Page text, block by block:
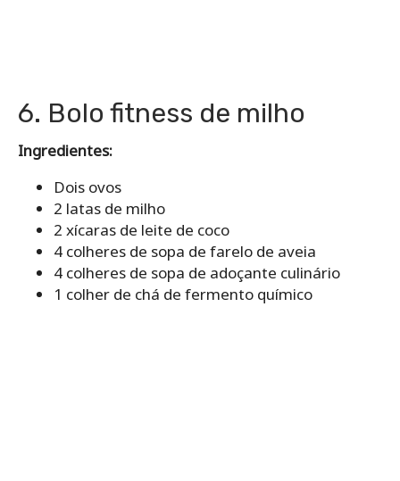
6. Bolo fitness de milho
Ingredientes:
Dois ovos
2 latas de milho
2 xícaras de leite de coco
4 colheres de sopa de farelo de aveia
4 colheres de sopa de adoçante culinário
1 colher de chá de fermento químico